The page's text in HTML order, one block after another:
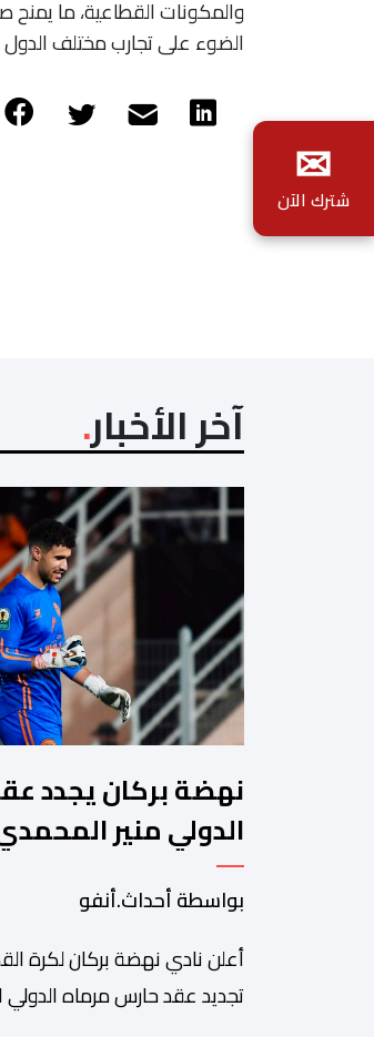
والمكونات القطاعية، ما يمنح
الضوء على تجارب مختلف الدول
آخر الأخبار
نهضة بركان يجدد
الدولي منير
2028
بواسطة أحداث.أنفو
​أعلن نادي نهضة بركان لكرة
تجديد عقد حارس مرماه الدولي
✉
شترك الآن